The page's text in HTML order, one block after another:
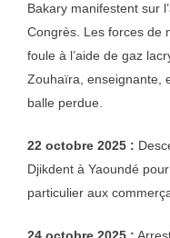
Bakary manifestent sur
Congrès. Les forces de
foule à l’aide de gaz
Zouhaïra, enseignante,
balle perdue.
22 octobre 2025 :
Djikdent à Yaoundé
particulier aux